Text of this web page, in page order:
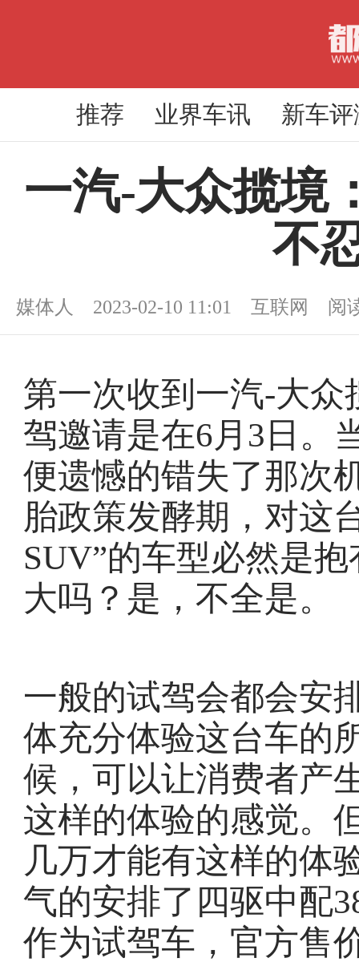
推荐 业界车讯 新车评
一汽-大众揽境
不
媒体人 2023-02-10 11:01 互联网 阅
第一次收到一汽-大
驾邀请是在6月3日。
便遗憾的错失了那次
胎政策发酵期，对这
SUV”的车型必然是
大吗？是，不全是。
一般的试驾会都会安
体充分体验这台车的
候，可以让消费者产
这样的体验的感觉。
几万才能有这样的体
气的安排了四驱中配
作为试驾车，官方售